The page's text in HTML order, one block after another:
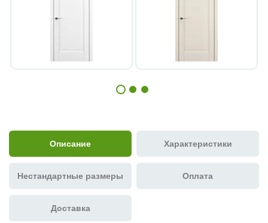
Описание Характеристики
Нестандартные размеры Оплата
Доставка